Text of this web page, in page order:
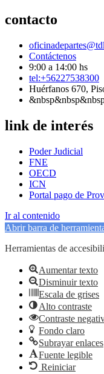
contacto
Contáctenos
9:00 a 14:00 hs
tel:+56227538300
Huérfanos 670,
link de interés
Poder Judicial
FNE
OECD
ICN
Portal pago de
Ir al contenido
Abrir barra de
Herramientas de
Aumentar texto
Disminuir texto
Escala de grises
Alto contraste
Contraste
Fondo claro
Subrayar enlaces
Fuente legible
Reiniciar